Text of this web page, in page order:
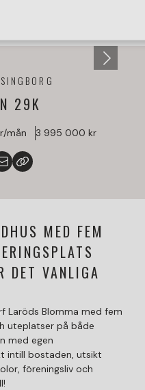
29K
mån 3 995 000 kr
MED FEM
DET VANLIGA
Laröds Blomma med fem
uteplatser på både
med egen
intill bostaden, utsikt
föreningsliv och